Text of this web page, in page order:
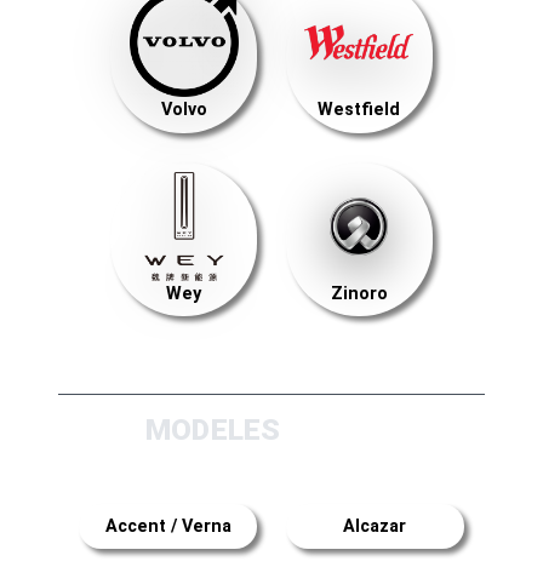
Volvo Westfield
Wey Zinoro
MODELES
Accent / Verna Alcazar